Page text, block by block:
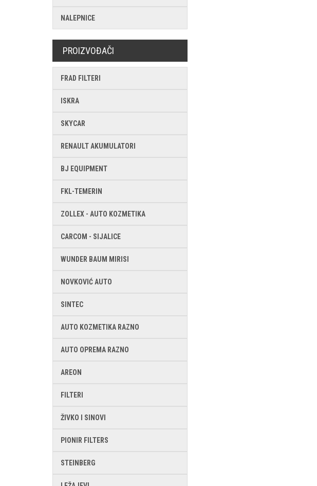
NALEPNICE
PROIZVOĐAČI
FRAD FILTERI
ISKRA
SKYCAR
RENAULT AKUMULATORI
BJ EQUIPMENT
FKL-TEMERIN
ZOLLEX - AUTO KOZMETIKA
CARCOM - SIJALICE
WUNDER BAUM MIRISI
NOVKOVIĆ AUTO
SINTEC
AUTO KOZMETIKA RAZNO
AUTO OPREMA RAZNO
AREON
FILTERI
ŽIVKO I SINOVI
PIONIR FILTERS
STEINBERG